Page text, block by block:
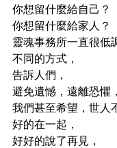
你想留什麼給自己？
你想留什麼給家人？
靈魂事務所一直很低
不同的方式，
告訴人們，
避免遺憾，遠離恐懼，
我們甚至希望，世人
好的在一起，
好好的說了再見，